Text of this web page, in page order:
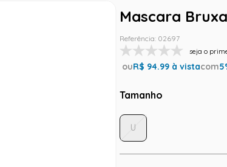
Mascara
Referência: 02697
seja o
ouR$ 94.99 à vistacom5
Tamanho
U